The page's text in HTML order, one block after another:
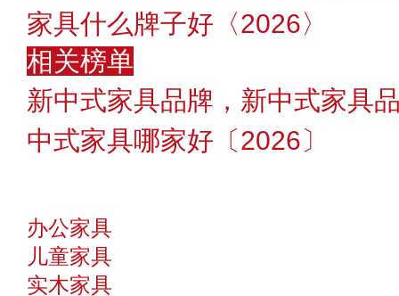
家具什么牌子好〈2026〉
相关榜单
新中式家具品牌，新中式家具
中式家具哪家好〔2026〕
办公家具
儿童家具
实木家具